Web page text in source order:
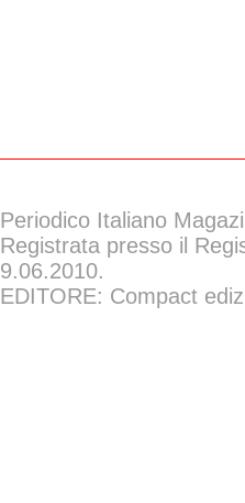
Periodico Italiano
Registrata presso il
9.06.2010.
EDITORE: Compact